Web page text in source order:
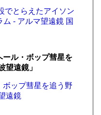
でとらえたアイソン
- アルマ望遠鏡 国
ール・ボップ彗星を
望遠鏡」
ボップ彗星を追う野
遠鏡